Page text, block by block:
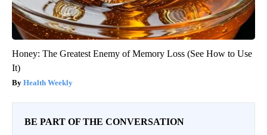
Honey: The Greatest Enemy of Memory Loss (See How to Use
It)
Health Weekly
BE PART OF THE CONVERSATION